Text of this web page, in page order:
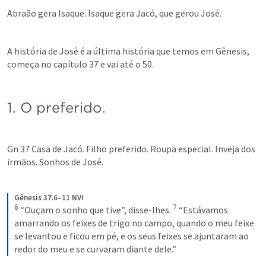
Abraão gera Isaque. Isaque gera Jacó, que gerou José.
A história de José é a última história que temos em Gênesis,
começa no capítulo 37 e vai até o 50.
1. O preferido.
Gn 37 Casa de Jacó. Filho preferido. Roupa especial. Inveja dos
irmãos. Sonhos de José.
Gênesis 37.6–11 NVI
6 “Ouçam o sonho que tive”, disse-lhes. 7 “Estávamos
amarrando os feixes de trigo no campo, quando o meu feixe
se levantou e ficou em pé, e os seus feixes se ajuntaram ao
redor do meu e se curvaram diante dele.”